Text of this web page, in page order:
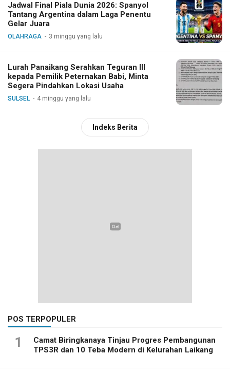
Jadwal Final Piala Dunia 2026: Spanyol
Tantang Argentina dalam Laga Penentu
Gelar Juara
OLAHRAGA 3 minggu yang lalu
Lurah Panaikang Serahkan Teguran III
kepada Pemilik Peternakan Babi, Minta
Segera Pindahkan Lokasi Usaha
SULSEL 4 minggu yang lalu
Indeks Berita
POS TERPOPULER
1
Camat Biringkanaya Tinjau Progres Pembangunan
TPS3R dan 10 Teba Modern di Kelurahan Laikang